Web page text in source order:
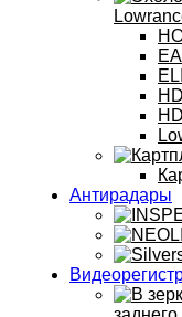
Антирадары